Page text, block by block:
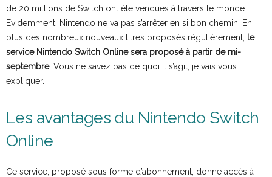
de 20 millions de Switch ont été vendues à travers le monde.
Evidemment, Nintendo ne va pas s’arrêter en si bon chemin. En
plus des nombreux nouveaux titres proposés régulièrement, le
service Nintendo Switch Online sera proposé à partir de mi-
septembre. Vous ne savez pas de quoi il s’agit, je vais vous
expliquer.
Les avantages du Nintendo Switch
Online
Ce service, proposé sous forme d’abonnement, donne accès à